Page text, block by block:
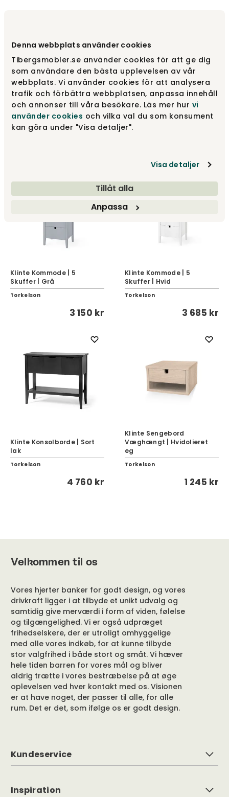
Denna webbplats använder cookies
Tibergsmobler.se använder cookies för att ge dig
som användare den bästa upplevelsen av vår
webbplats. Vi använder cookies för att analysera
trafik och förbättra webbplatsen, anpassa innehåll
och annonser till våra besökare. Läs mer hur vi
använder cookies och vilka val du som konsument
kan göra under "Visa detaljer".
Visa detaljer
Tillåt alla
Anpassa
Klinte Kommode | 3+2
Skuffer | Hvid
Klinte Kommode | 4+4
Skuffer | Hvid
Klinte Kommode | 5
Skuffer | Grå
Torkelson
3 150 kr
Klinte Kommode | 5
Skuffer | Hvid
Torkelson
3 685 kr
Klinte Konsolborde | Sort
lak
Torkelson
4 760 kr
Klinte Sengebord
Væghængt | Hvidolieret
eg
Torkelson
1 245 kr
Velkommen til os
Vores hjerter banker for godt design, og vores
drivkraft ligger i at tilbyde et unikt udvalg og
samtidig give merværdi i form af viden, følelse
og tilgængelighed. Vi er også udpræget
frihedselskere, der er utroligt omhyggelige
med alle vores indkøb, for at kunne tilbyde
stor valgfrihed i både stort og småt. Vi hæver
hele tiden barren for vores mål og bliver
aldrig trætte i vores bestræbelse på at øge
oplevelsen ved hver kontakt med os. Visionen
er at have noget, der passer til alle, for alle
rum. Det er det, som ifølge os er godt design.
Kundeservice
Inspiration